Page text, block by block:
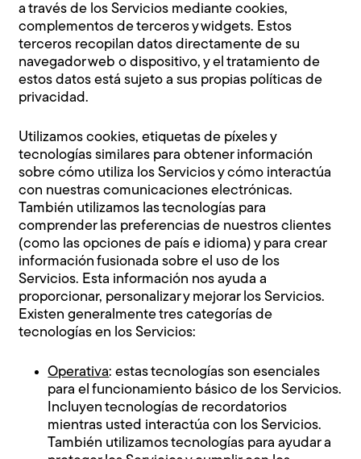
a través de los Servicios mediante cookies,
complementos de terceros y widgets. Estos
terceros recopilan datos directamente de su
navegador web o dispositivo, y el tratamiento de
estos datos está sujeto a sus propias políticas de
privacidad.
Utilizamos cookies, etiquetas de píxeles y
tecnologías similares para obtener información
sobre cómo utiliza los Servicios y cómo interactúa
con nuestras comunicaciones electrónicas.
También utilizamos las tecnologías para
comprender las preferencias de nuestros clientes
(como las opciones de país e idioma) y para crear
información fusionada sobre el uso de los
Servicios. Esta información nos ayuda a
proporcionar, personalizar y mejorar los Servicios.
Existen generalmente tres categorías de
tecnologías en los Servicios:
Operativa: estas tecnologías son esenciales
para el funcionamiento básico de los Servicios.
Incluyen tecnologías de recordatorios
mientras usted interactúa con los Servicios.
También utilizamos tecnologías para ayudar a